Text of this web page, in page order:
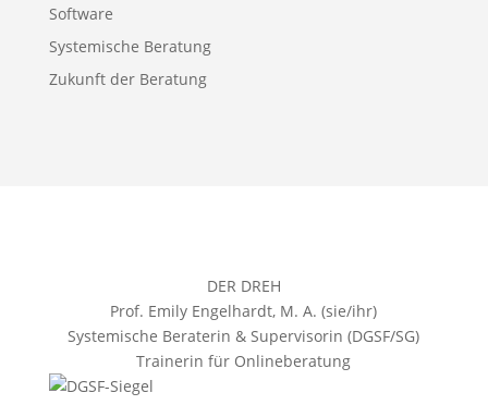
Software
Systemische Beratung
Zukunft der Beratung
DER DREH
Prof. Emily Engelhardt, M. A. (sie/ihr)
Systemische Beraterin & Supervisorin (DGSF/SG)
Trainerin für Onlineberatung